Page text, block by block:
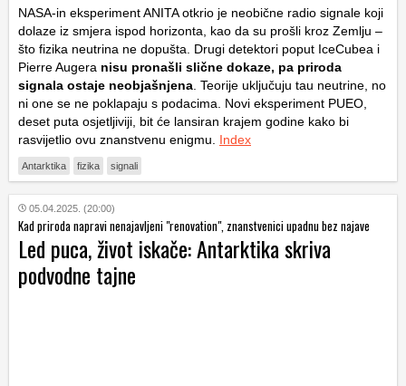
NASA-in eksperiment ANITA otkrio je neobične radio signale koji
dolaze iz smjera ispod horizonta, kao da su prošli kroz Zemlju –
što fizika neutrina ne dopušta. Drugi detektori poput IceCubea i
Pierre Augera nisu pronašli slične dokaze, pa priroda
signala ostaje neobjašnjena . Teorije uključuju tau neutrine, no
ni one se ne poklapaju s podacima. Novi eksperiment PUEO,
deset puta osjetljiviji, bit će lansiran krajem godine kako bi
rasvijetlio ovu znanstvenu enigmu. Index
Antarktika fizika signali
05.04.2025. (20:00)
Kad priroda napravi nenajavljeni "renovation", znanstvenici upadnu bez najave
Led puca, život iskače: Antarktika skriva
podvodne tajne